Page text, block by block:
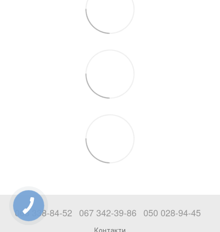
063 338-84-52 067 342-39-86 050 028-94-45
Контакти